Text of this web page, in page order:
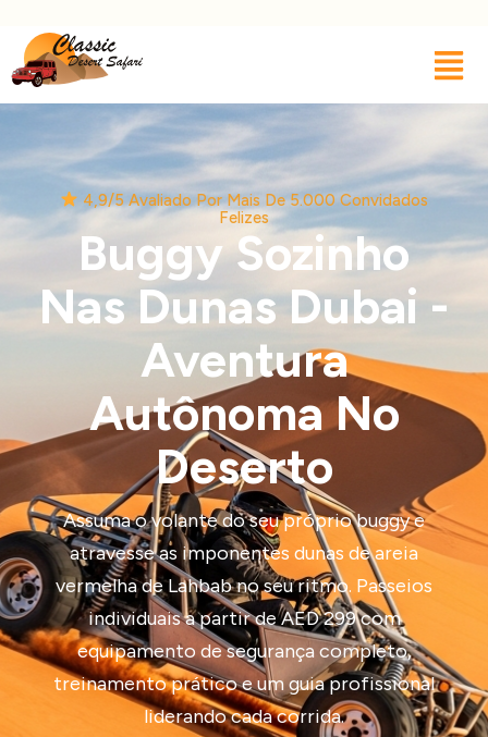
4,9/5 Avaliado Por Mais De 5.000 Convidados
Felizes
Buggy Sozinho
Nas Dunas Dubai -
Aventura
Autônoma No
Deserto
Assuma o volante do seu próprio buggy e
atravesse as imponentes dunas de areia
vermelha de Lahbab no seu ritmo. Passeios
individuais a partir de AED 299 com
equipamento de segurança completo,
treinamento prático e um guia profissional
liderando cada corrida.